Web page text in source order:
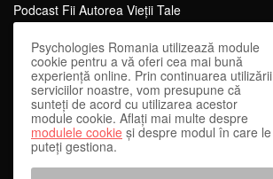
Podcast Fii Autorea Vieții Tale
Evenimente Fii Autoarea Vieții Tale!
SportEdu
Antrenament Mental pentru Sportivi
Learning Network
WEnough
Psychologies Romania utilizează module
cookie pentru a vă oferi cea mai bună
experiență online. Prin continuarea utilizării
serviciilor noastre, vom presupune că
sunteți de acord cu utilizarea acestor
module cookie. Aflați mai multe despre
modulele cookie și despre modul în care le
puteți gestiona.